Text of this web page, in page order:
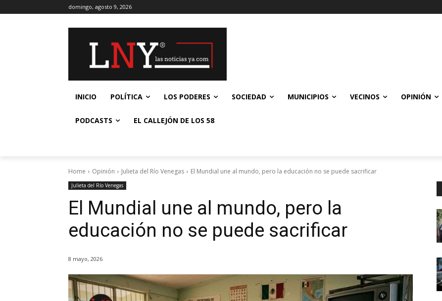
domingo, agosto 9, 2026
INICIO POLÍTICA LOS PODERES SOCIEDAD MUNICIPIOS VECINOS OPINIÓN
PODCASTS EL CALLEJÓN DE LOS 58
Home Opinión Julieta del Río Venegas El Mundial une al mundo, pero la educación no se puede sacrificar
Julieta del Río Venegas
El Mundial une al mundo, pero la
educación no se puede sacrificar
8 mayo, 2026